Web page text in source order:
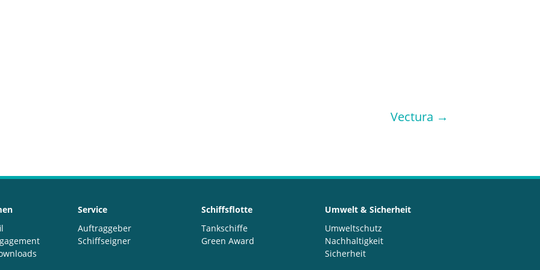
Vectura →
Service
Auftraggeber
Schiffseigner
Schiffsflotte
Tankschiffe
Green Award
Umwelt & Sicherheit
Umweltschutz
Nachhaltigkeit
Sicherheit